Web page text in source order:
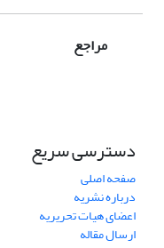
مراجع
دسترسی سریع
صفحه اصلی
درباره نشریه
اعضای هیات تحریریه
ارسال مقاله